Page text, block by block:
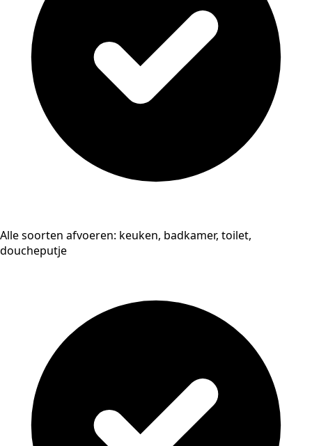
Alle soorten afvoeren: keuken, badkamer, toilet,
doucheputje